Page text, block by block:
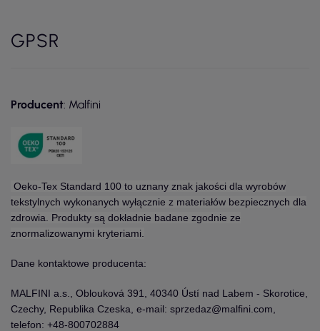
GPSR
Producent: Malfini
Oeko-Tex Standard 100 to uznany znak jakości dla wyrobów
tekstylnych wykonanych wyłącznie z materiałów bezpiecznych dla
zdrowia. Produkty są dokładnie badane zgodnie ze
znormalizowanymi kryteriami.
Dane kontaktowe producenta:
MALFINI a.s., Oblouková 391, 40340 Ústí nad Labem - Skorotice,
Czechy, Republika Czeska, e-mail: sprzedaz@malfini.com,
telefon: +48-800702884